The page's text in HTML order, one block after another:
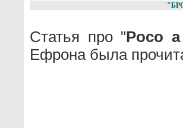
Статья про "Poco
Ефрона была